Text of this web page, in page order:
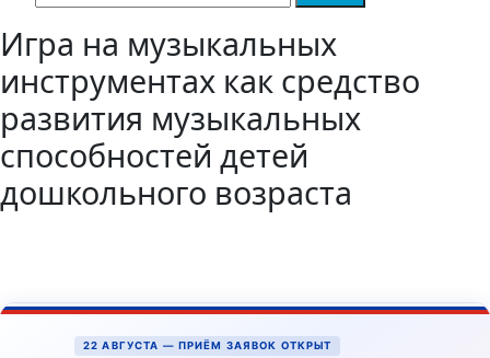
Игра на музыкальных
инструментах как средство
развития музыкальных
способностей детей
дошкольного возраста
22 АВГУСТА — ПРИЁМ ЗАЯВОК ОТКРЫТ